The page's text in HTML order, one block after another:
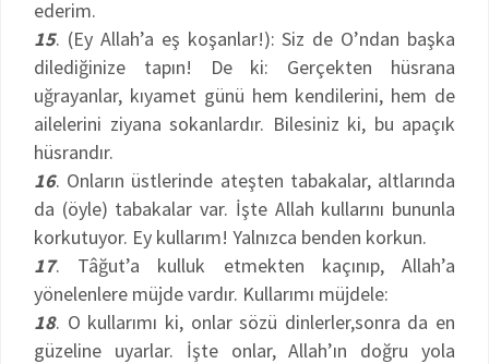
ederim.
15. (Ey Allah’a eş koşanlar!): Siz de O’ndan başka
dilediğinize tapın! De ki: Gerçekten hüsrana
uğrayanlar, kıyamet günü hem kendilerini, hem de
ailelerini ziyana sokanlardır. Bilesiniz ki, bu apaçık
hüsrandır.
16. Onların üstlerinde ateşten tabakalar, altlarında
da (öyle) tabakalar var. İşte Allah kullarını bununla
korkutuyor. Ey kullarım! Yalnızca benden korkun.
17. Tâğut’a kulluk etmekten kaçınıp, Allah’a
yönelenlere müjde vardır. Kullarımı müjdele:
18. O kullarımı ki, onlar sözü dinlerler,sonra da en
güzeline uyarlar. İşte onlar, Allah’ın doğru yola